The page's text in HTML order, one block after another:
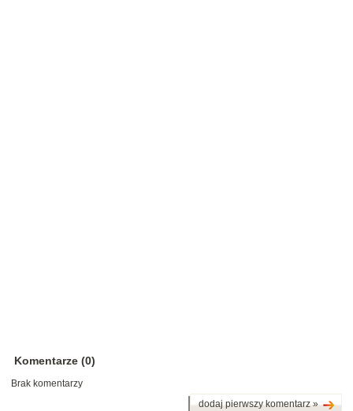
Komentarze (0)
Brak komentarzy
dodaj pierwszy komentarz »